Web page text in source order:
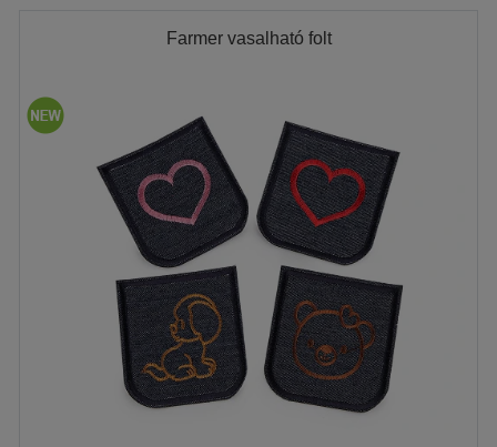
Farmer vasalható folt